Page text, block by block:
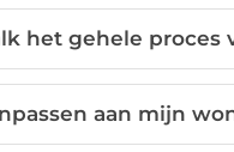
het gehele proces
aan mijn